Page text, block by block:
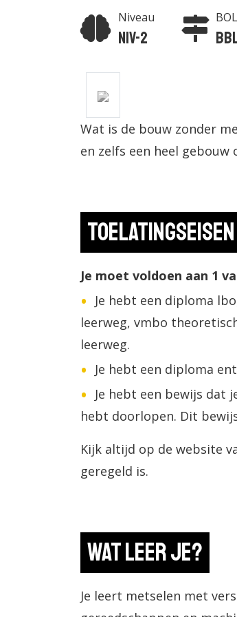
Niveau
Niv-2
Wat is de bouw zonder
en zelfs een heel
Toelatingseisen
Je moet voldoen aan 1
Je hebt een diploma
leerweg, vmbo
leerweg.
Je hebt een diploma
Je hebt een bewijs dat
hebt doorlopen. Dit
Kijk altijd op de website
geregeld is.
Wat leer je?
Je leert metselen met